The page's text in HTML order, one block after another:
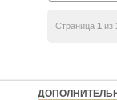
Страница 1 из